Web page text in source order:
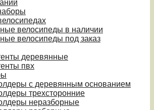
велосипеды в наличии
велосипеды под заказ
деревянные
пвх
с деревянным основанием
трехсторонние
неразборные